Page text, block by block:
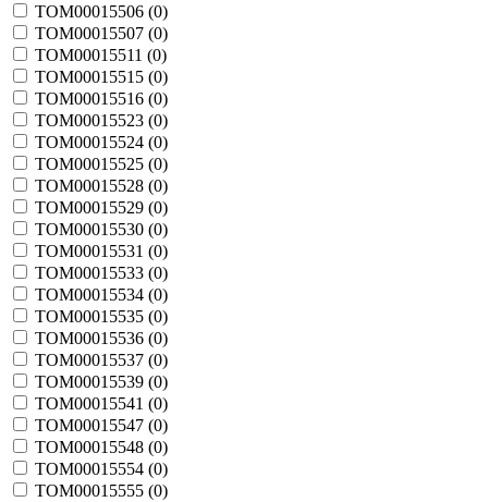
TOM00015506 (0)
TOM00015507 (0)
TOM00015511 (0)
TOM00015515 (0)
TOM00015516 (0)
TOM00015523 (0)
TOM00015524 (0)
TOM00015525 (0)
TOM00015528 (0)
TOM00015529 (0)
TOM00015530 (0)
TOM00015531 (0)
TOM00015533 (0)
TOM00015534 (0)
TOM00015535 (0)
TOM00015536 (0)
TOM00015537 (0)
TOM00015539 (0)
TOM00015541 (0)
TOM00015547 (0)
TOM00015548 (0)
TOM00015554 (0)
TOM00015555 (0)